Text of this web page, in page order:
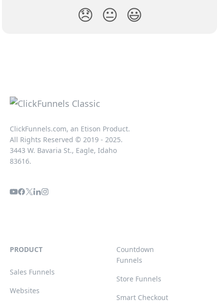
😞 😐 😃
ClickFunnels.com, an Etison Product.
All Rights Reserved © 2019 - 2025.
3443 W. Bavaria St., Eagle, Idaho
83616.
PRODUCT
Sales Funnels
Websites
Countdown
Funnels
Store Funnels
Smart Checkout